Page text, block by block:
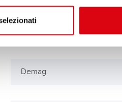
Demag